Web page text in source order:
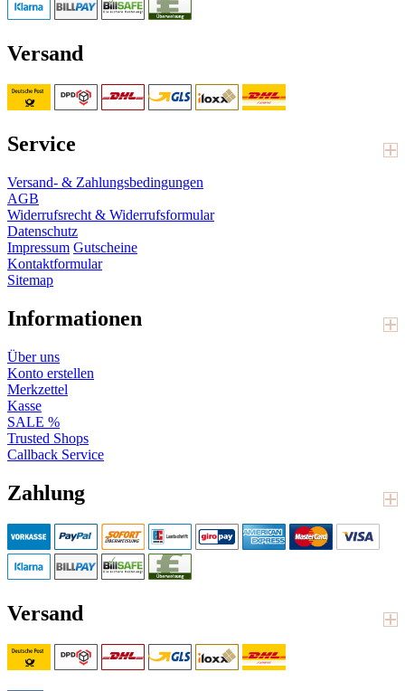
Versand
Service
Versand- & Zahlungsbedingungen
AGB
Widerrufsrecht & Widerrufsformular
Datenschutz
Impressum Gutscheine
Kontaktformular
Sitemap
Informationen
Über uns
Konto erstellen
Merkzettel
Kasse
SALE %
Trusted Shops
Callback Service
Zahlung
Versand